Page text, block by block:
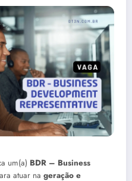
um(a) BDR – Business
atuar na geração e